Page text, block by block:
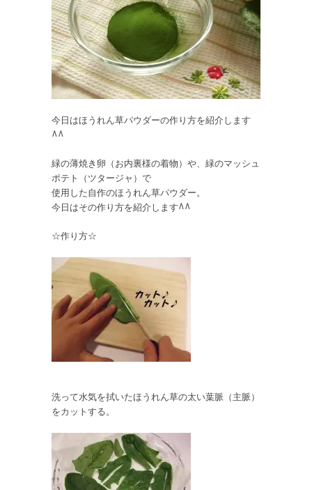
今日はほうれん草パウダーの作り方を紹介します
^^
緑の薄焼き卵（お内裏様の着物）や、緑のマッシュ
ポテト（ツタージャ）で
使用した自作のほうれん草パウダー。
今日はその作り方を紹介します^^
☆作り方☆
洗って水気を拭いたほうれん草の太い葉脈（主脈）
をカットする。